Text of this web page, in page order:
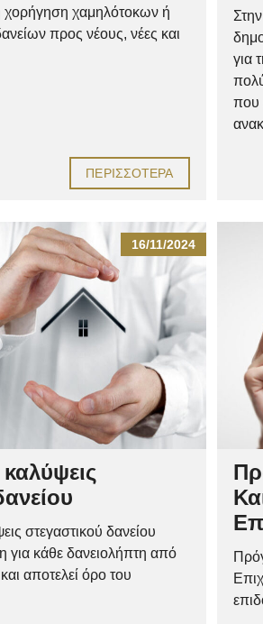
χορήγηση χαμηλότοκων ή
προς νέους, νέες και
ΠΕΡΙΣΣΌΤΕΡΑ
για
που
16/11/2024
στεγαστικού δανείου
κάθε δανειολήπτη από
αποτελεί όρο του